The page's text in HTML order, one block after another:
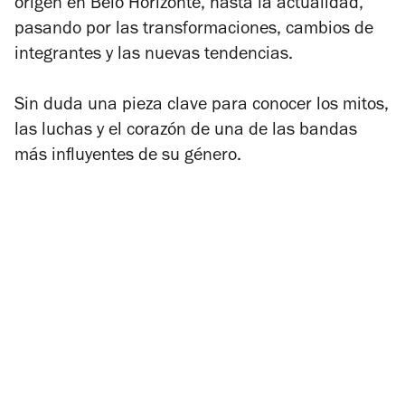
origen en Belo Horizonte, hasta la actualidad,
pasando por las transformaciones, cambios de
integrantes y las nuevas tendencias.
Sin duda una pieza clave para conocer los mitos,
las luchas y el corazón de una de las bandas
más influyentes de su género.